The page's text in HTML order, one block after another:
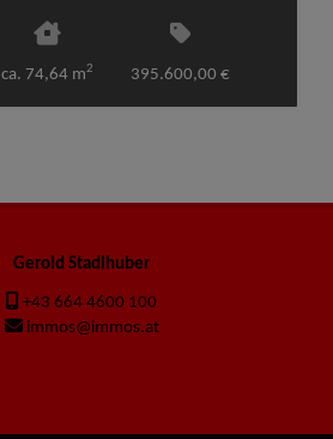
ca. 74,64 m2 395.600,00 €
Gerold Stadlhuber
+43 664 4600 100
immos@immos.at